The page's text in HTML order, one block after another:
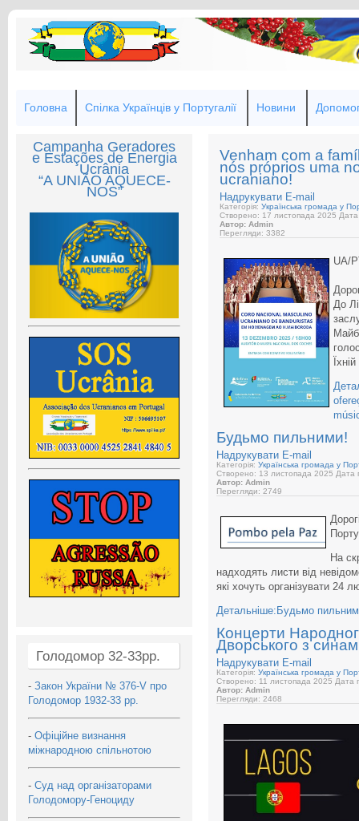
Головна Спілка Українців у Португалії Новини
Campanha Geradores
e Estações de Energia
Ucrânia
“A UNIÃO AQUECE-
NOS”
Голодомор 32-33рр.
- Закон України № 376-V про
Голодомор 1932-33 рр.
- Офіційне визнання
міжнародною спільнотою
- Суд над організаторами
Голодомору-Геноциду
Venham com a
nós próprios uma
ucraniano!
Надрукувати E-mail
Категорія:Українська громада у
Створено: 17 листопада 2025 Дата
Автор: Admin
Перегляди: 3382
UA/
До
Будьмо пильними!
Надрукувати E-mail
Категорія: Українська громада у
Створено: 13 листопада 2025 Дата
Автор: Admin
Перегляди: 2749
На
надходять листи від
які хочуть організувати 24
Детальніше:Будьмо
Концерти
Дворського з
Надрукувати E-mail
Категорія: Українська громада у
Створено: 11 листопада 2025 Дата
Автор: Admin
Перегляди: 2468